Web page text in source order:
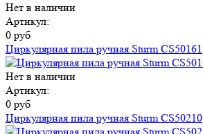
Нет в наличии
Артикул:
0 руб
Циркулярная пила ручная Sturm CS50161
Нет в наличии
Артикул:
0 руб
Циркулярная пила ручная Sturm CS50210